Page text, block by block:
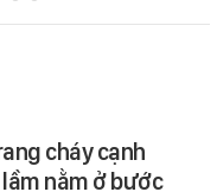
cháy cạnh
nằm ở bước